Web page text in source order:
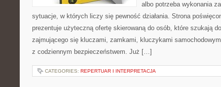
albo potrzeba wykonania
sytuacje, w których liczy się pewność działania. Strona
prezentuje użyteczną ofertę skierowaną do osób, które szukają
zajmującego się kluczami, zamkami, kluczykami
z codziennym bezpieczeństwem. Już […]
CATEGORIES: REPERTUAR I INTERPRETACJA